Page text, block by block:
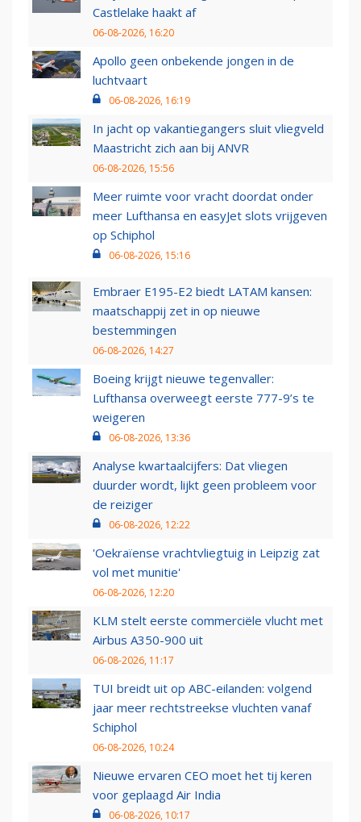
Castlelake haakt af
06-08-2026, 16:20
Apollo geen onbekende jongen in de
luchtvaart
06-08-2026, 16:19
In jacht op vakantiegangers sluit vliegveld
Maastricht zich aan bij ANVR
06-08-2026, 15:56
Meer ruimte voor vracht doordat onder
meer Lufthansa en easyJet slots vrijgeven
op Schiphol
06-08-2026, 15:16
Embraer E195-E2 biedt LATAM kansen:
maatschappij zet in op nieuwe
bestemmingen
06-08-2026, 14:27
Boeing krijgt nieuwe tegenvaller:
Lufthansa overweegt eerste 777-9’s te
weigeren
06-08-2026, 13:36
Analyse kwartaalcijfers: Dat vliegen
duurder wordt, lijkt geen probleem voor
de reiziger
06-08-2026, 12:22
'Oekraïense vrachtvliegtuig in Leipzig zat
vol met munitie'
06-08-2026, 12:20
KLM stelt eerste commerciële vlucht met
Airbus A350-900 uit
06-08-2026, 11:17
TUI breidt uit op ABC-eilanden: volgend
jaar meer rechtstreekse vluchten vanaf
Schiphol
06-08-2026, 10:24
Nieuwe ervaren CEO moet het tij keren
voor geplaagd Air India
06-08-2026, 10:17